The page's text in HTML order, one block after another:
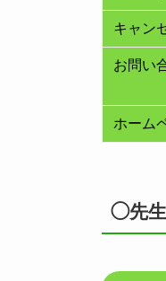
キャン
お問い
ホーム
◯先